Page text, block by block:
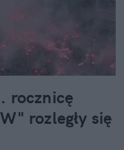
rocznicę
rozległy się